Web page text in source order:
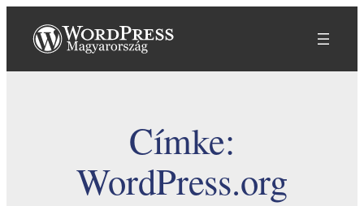
tartalomhoz
Címke:
WordPress.org